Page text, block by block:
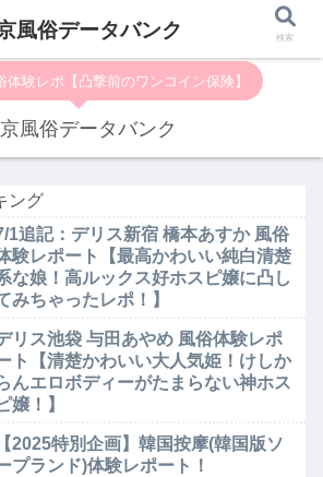
体験レポ【凸撃前のワンコイン保険】
風俗データバンク
ング
1追記：デリス新宿 橋本あすか 風俗
験レポート【最高かわいい純白清楚
な娘！高ルックス好ホスピ嬢に凸し
みちゃったレポ！】
リス池袋 与田あやめ 風俗体験レポ
ト【清楚かわいい大人気姫！けしか
んエロボディーがたまらない神ホス
嬢！】
【2025特別企画】韓国按摩(韓国版ソ
プランド)体験レポート！
風俗データバンク 検索